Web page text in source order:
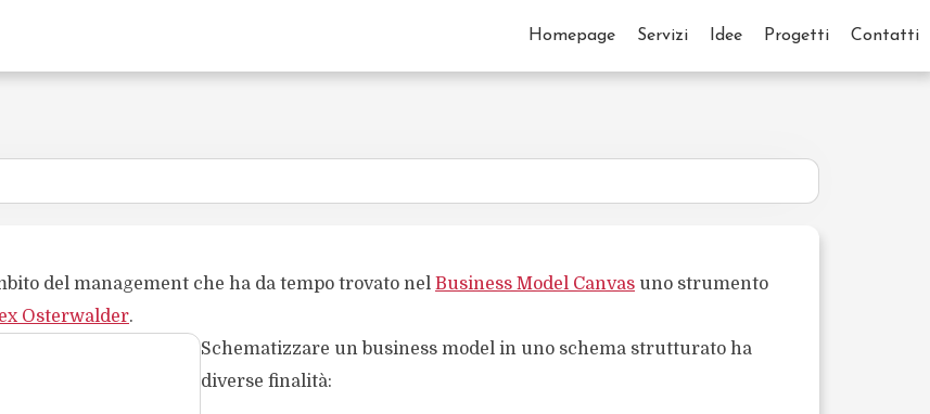
Homepage Servizi Idee Progetti Contatti
del management che ha da tempo trovato nel Business Model Canvas uno strumento
Osterwalder.
Schematizzare un business model in uno schema strutturato ha
diverse finalità: